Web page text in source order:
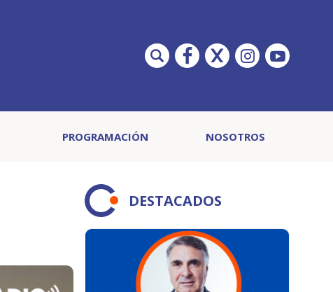
PROGRAMACIÓN NOSOTROS
DESTACADOS